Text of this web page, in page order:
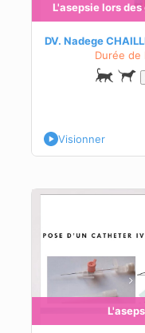
L'asepsie lors
DV. Nadege
Durée de
Visionner